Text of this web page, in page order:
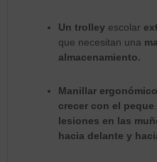
Un trolley escolar
que necesitan una
almacenamiento.
Manillar
crecer con el peque
lesiones en las
hacia delante y